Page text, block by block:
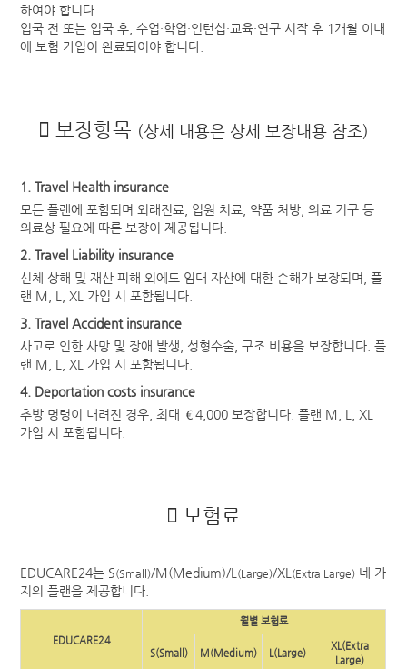
데이터로밍
뉴스
항공예약상담
다국적투어
교통
유럽 기차
호주 버스패스
보험
해외 여행자 보험
해외 유학생 보험
해외 워킹홀리데이 보험
하여야 합니다.
입국 전 또는 입국 후, 수업·학업·인턴십·교육·연구 시작 후 1개월 이내
에 보험 가입이 완료되어야 합니다.
보장항목 (상세 내용은 상세 보장내용 참조)
1. Travel Health insurance
모든 플랜에 포함되며 외래진료, 입원 치료, 약품 처방, 의료 기구 등
의료상 필요에 따른 보장이 제공됩니다.
2. Travel Liability insurance
신체 상해 및 재산 피해 외에도 임대 자산에 대한 손해가 보장되며, 플
랜 M, L, XL 가입 시 포함됩니다.
3. Travel Accident insurance
사고로 인한 사망 및 장애 발생, 성형수술, 구조 비용을 보장합니다. 플
랜 M, L, XL 가입 시 포함됩니다.
4. Deportation costs insurance
추방 명령이 내려진 경우, 최대 €4,000 보장합니다. 플랜 M, L, XL
가입 시 포함됩니다.
보험료
EDUCARE24는 S(Small)/M(Medium)/L (Large)/XL (Extra Large) 네 가
지의 플랜을 제공합니다.
EDUCARE24
월별 보험료
S(Small) M(Medium) L(Large)
XL(Extra
Large)